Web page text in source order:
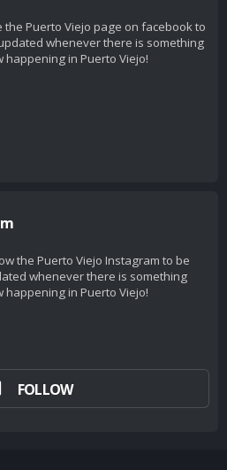
the Puerto Viejo page on facebook to
whenever there is something
happening in Puerto Viejo!
the Puerto Viejo Instagram to be
whenever there is something
happening in Puerto Viejo!
FOLLOW